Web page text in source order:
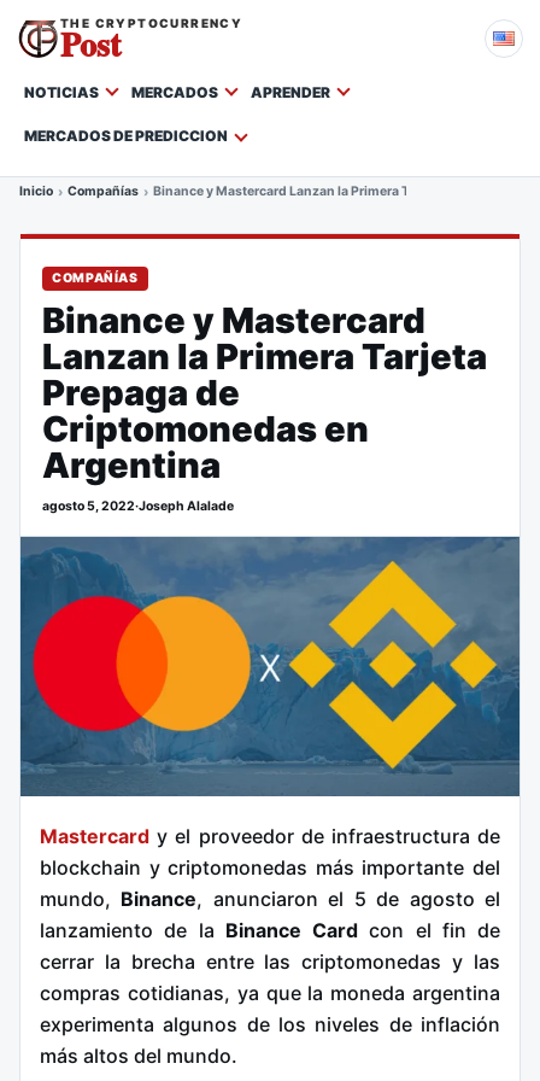
THE CRYPTOCURRENCY
Post
NOTICIAS MERCADOS APRENDER
MERCADOS DE PREDICCION
Inicio Compañías Binance y Mastercard Lanzan la Primera Tarjeta Prepaga de
COMPAÑÍAS
Binance y Mastercard
Lanzan la Primera Tarjeta
Prepaga de
Criptomonedas en
Argentina
agosto 5, 2022·Joseph Alalade
Mastercard y el proveedor de infraestructura de
blockchain y criptomonedas más importante del
mundo, Binance, anunciaron el 5 de agosto el
lanzamiento de la Binance Card con el fin de
cerrar la brecha entre las criptomonedas y las
compras cotidianas, ya que la moneda argentina
experimenta algunos de los niveles de inflación
más altos del mundo.